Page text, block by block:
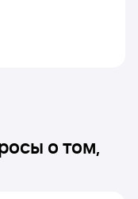
о том,